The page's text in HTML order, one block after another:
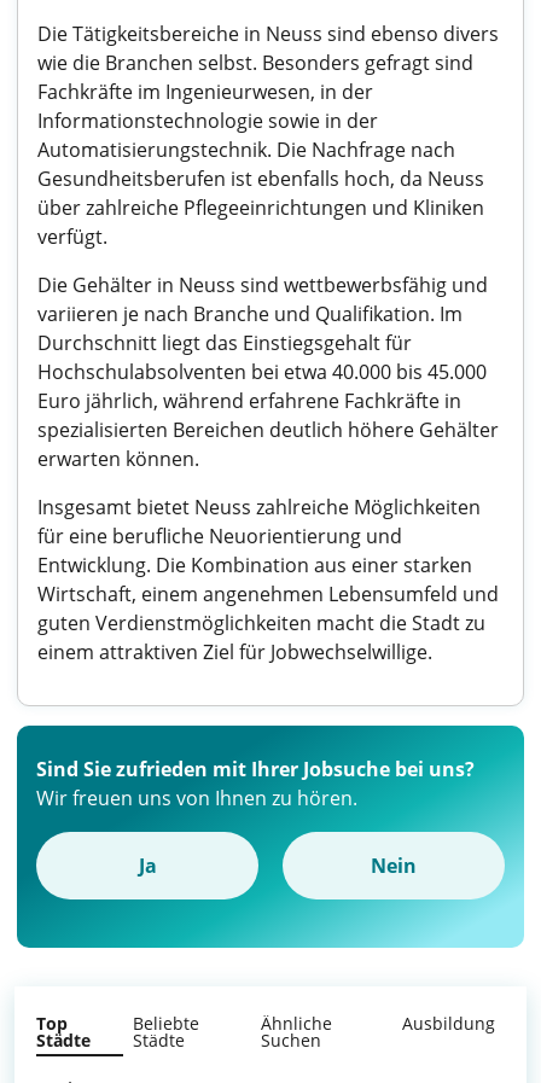
Die Tätigkeitsbereiche in Neuss sind ebenso divers
wie die Branchen selbst. Besonders gefragt sind
Fachkräfte im Ingenieurwesen, in der
Informationstechnologie sowie in der
Automatisierungstechnik. Die Nachfrage nach
Gesundheitsberufen ist ebenfalls hoch, da Neuss
über zahlreiche Pflegeeinrichtungen und Kliniken
verfügt.
Die Gehälter in Neuss sind wettbewerbsfähig und
variieren je nach Branche und Qualifikation. Im
Durchschnitt liegt das Einstiegsgehalt für
Hochschulabsolventen bei etwa 40.000 bis 45.000
Euro jährlich, während erfahrene Fachkräfte in
spezialisierten Bereichen deutlich höhere Gehälter
erwarten können.
Insgesamt bietet Neuss zahlreiche Möglichkeiten
für eine berufliche Neuorientierung und
Entwicklung. Die Kombination aus einer starken
Wirtschaft, einem angenehmen Lebensumfeld und
guten Verdienstmöglichkeiten macht die Stadt zu
einem attraktiven Ziel für Jobwechselwillige.
Sind Sie zufrieden mit Ihrer Jobsuche bei uns?
Wir freuen uns von Ihnen zu hören.
Ja Nein
Top
Städte
Beliebte
Städte
Ähnliche
Suchen
Ausbildung